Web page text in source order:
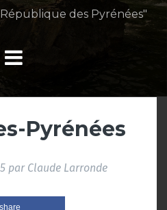
des Pyrénées"
Pyrénées
par Claude Larronde
share